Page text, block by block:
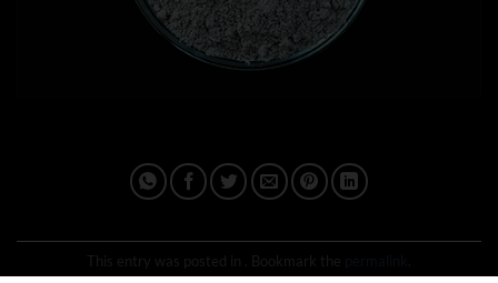
This entry was posted in . Bookmark the